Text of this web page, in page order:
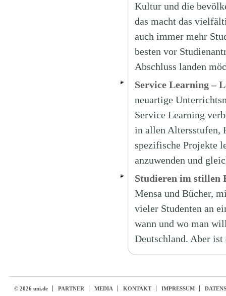
Kultur und die
das macht das
auch immer mehr
besten vor
Abschluss landen
Service Learning –
neuartige
Service Learning
in allen Altersstufen,
spezifische Projekte
anzuwenden und
Studieren im stillen
Mensa und Bücher,
vieler Studenten an
wann und wo man
Deutschland. Aber
© 2026 uni.de PARTNER MEDIA KONTAKT IMPRESSUM